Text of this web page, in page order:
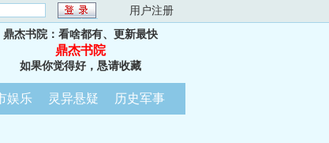
用户注册
鼎杰书院：看啥都有、更新最快
鼎杰书院
如果你觉得好，恳请收藏
娱乐 灵异悬疑 历史军事